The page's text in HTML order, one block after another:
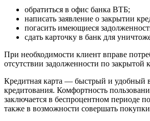
обратиться в офис банка ВТБ;
написать заявление о закрытии
погасить имеющиеся
сдать карточку в банк для
При необходимости клиент вправе
отсутствии задолженности по закрытой
Кредитная карта — быстрый и удобный
кредитования. Комфортность
заключается в беспроцентном периоде
также в возможности совершать